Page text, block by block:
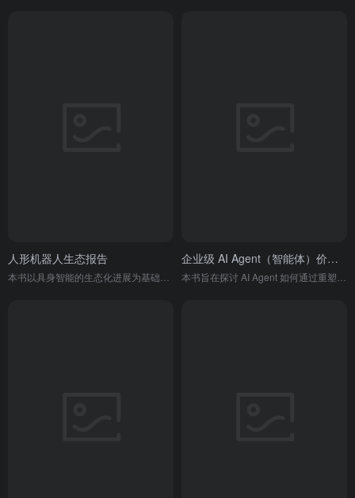
人形机器人生态报告 企业级 AI Agent（智能体）价值及应用报告